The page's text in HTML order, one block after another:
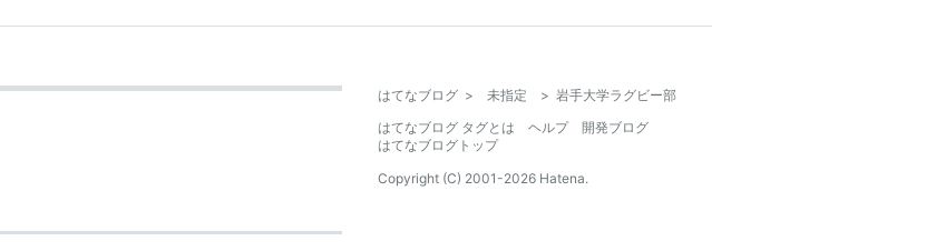
はてなブログ > 未指定 > 岩手大学ラグビー部
はてなブログ タグとは
ヘルプ
開発ブログ
はてなブログトップ
Copyright (C) 2001-2026 Hatena.